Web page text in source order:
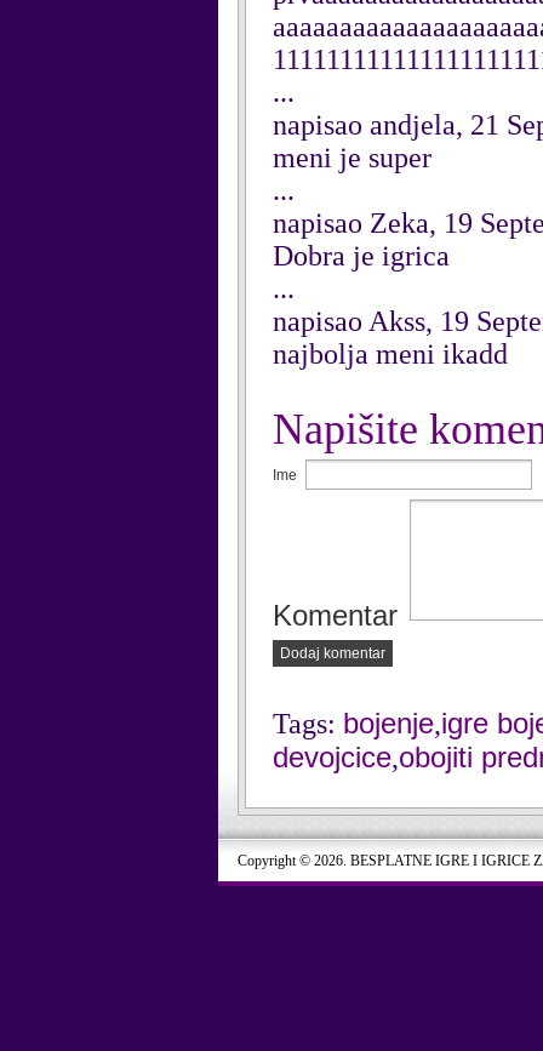
...
napisao andjela, 21
meni je super
...
napisao Zeka, 19
Dobra je igrica
...
napisao Akss, 19
najbolja meni ikadd
Napišite
Ime
Komentar
Dodaj komentar
Tags: bojenje,igre
devojcice,obojiti
Copyright © 2026. BESPLATNE IGRE I IGRICE